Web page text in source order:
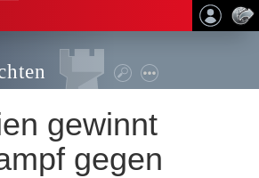
gewinnt
gegen